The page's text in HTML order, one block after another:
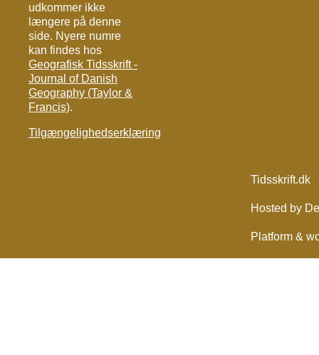
udkommer ikke
længere på denne
side. Nyere numre
kan findes hos
Geografisk Tidsskrift -
Journal of Danish
Geography (Taylor &
Francis).
Tilgængelighedserklæring